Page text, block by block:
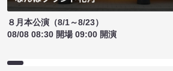
８月本公演（8/1～8/23）
08/08 08:30 開場 09:00 開演